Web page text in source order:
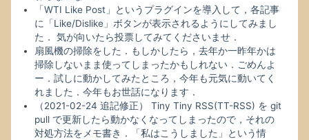
「WTI Like Post」というプラグインを導入して，各記事
に「Like/Dislike」ボタンが表示されるようにしてみまし
た． 気が向いたら投票してみてくださいませ．
扇風機の掃除をした．もしかしたら，去年か一昨年かは
掃除しないまま使ってしまったかもしれない．ごめんよ
ー．試しに動かしてみたところ，今年も元気に動いてく
れました．今年もお世話になります．
（2021-02-24 追記修正） Tiny Tiny RSS(TT-RSS) を git
pull で更新したら動かなくなってしまったので，それの
対処方法をメモ書き．「私はこうしました」という情